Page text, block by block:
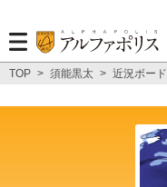
TOP > 須能黒太 > 近況ボード